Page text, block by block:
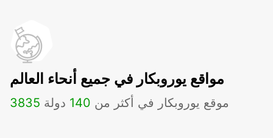
مواقع يوروبكار في جميع أنحاء العالم
3835 موقع يوروبكار في أكثر من 140 دولة